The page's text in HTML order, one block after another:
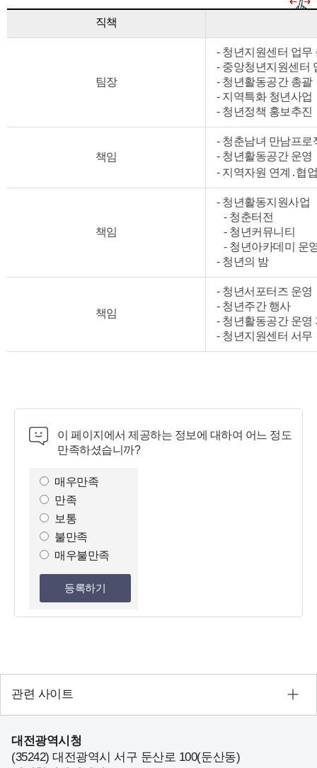
직책
팀장
- 청년지원센터 업무
- 중앙청년지원센터
- 청년활동공간 총괄
- 지역특화 청년사업
- 청년정책 홍보추진
책임
- 청춘남녀 만남프로
- 청년활동공간 운영
- 지역자원 연계․협
책임
- 청년활동지원사업
- 청춘터전
- 청년커뮤니티
- 청년아카데미 운
- 청년의 밤
책임
- 청년서포터즈 운영
- 청년주간 행사
- 청년활동공간 운영
- 청년지원센터 서무
이 페이지에서 제공하는 정보에 대하여 어느 정도
만족하셨습니까?
매우만족
만족
보통
불만족
매우불만족
등록하기
관련 사이트
대전광역시청
(35242) 대전광역시 서구 둔산로 100(둔산동)